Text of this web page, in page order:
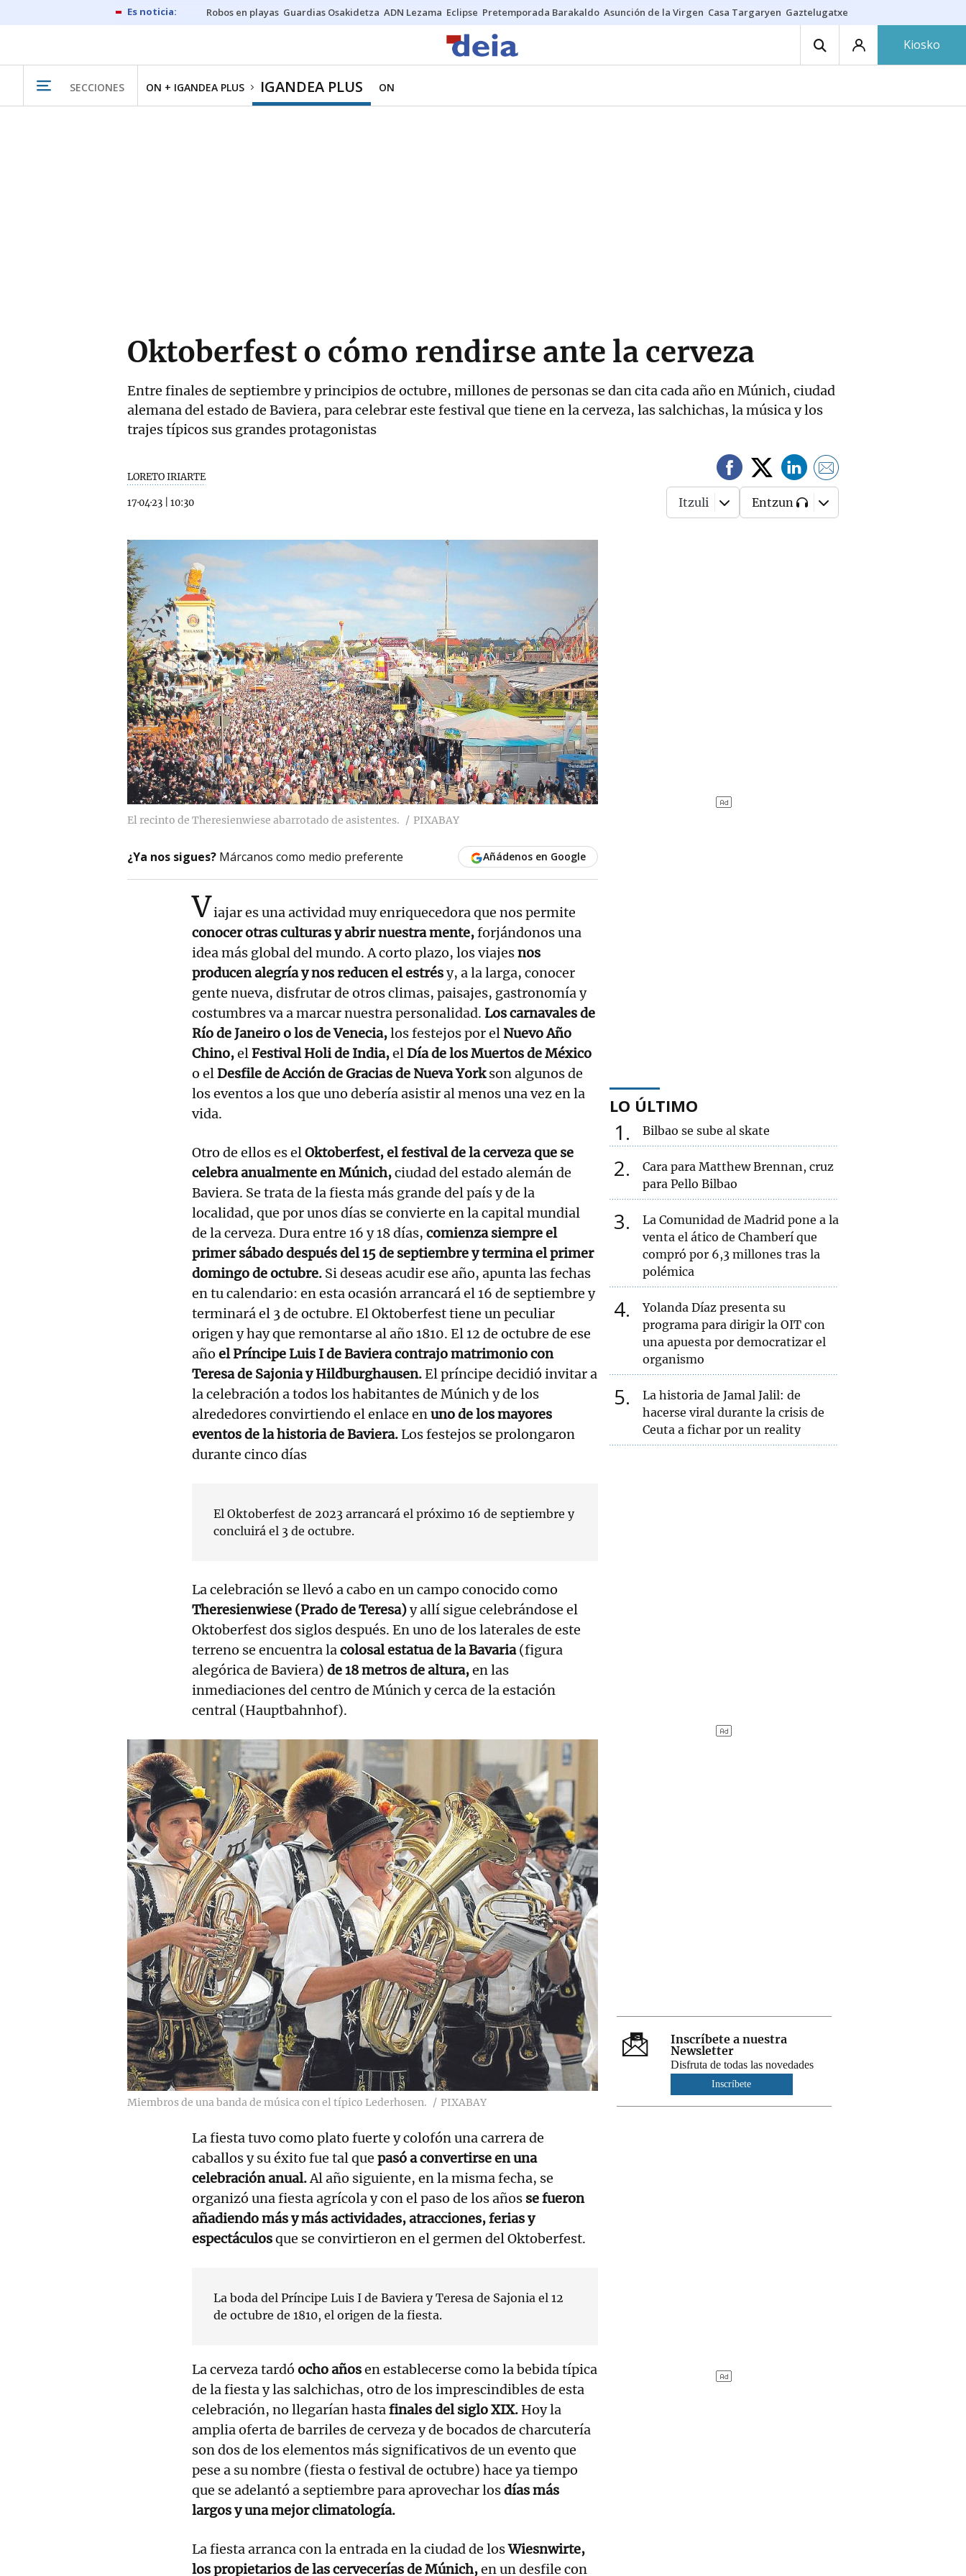
Robos en playas Guardias Osakidetza ADN Lezama Eclipse Pretemporada Barakaldo Asunción de la Virgen Casa Targaryen Gaztelugatxe
Kiosko
SECCIONES ON + IGANDEA PLUS IGANDEA PLUS ON
Oktoberfest o cómo rendirse ante la cerveza
Entre finales de septiembre y principios de octubre, millones de personas se dan cita cada año en Múnich, ciudad
alemana del estado de Baviera, para celebrar este festival que tiene en la cerveza, las salchichas, la música y los
trajes típicos sus grandes protagonistas
LORETO IRIARTE
17·04·23 10:30 Itzuli Entzun
El recinto de Theresienwiese abarrotado de asistentes. PIXABAY
¿Ya nos sigues? Márcanos como medio preferente Añádenos en Google
Viajar es una actividad muy enriquecedora que nos permite
conocer otras culturas y abrir nuestra mente,forjándonos una
idea más global del mundo. A corto plazo, los viajesnos
producen alegría y nos reducen el estrésy, a la larga, conocer
gente nueva, disfrutar de otros climas, paisajes, gastronomía y
costumbres va a marcar nuestra personalidad. Los carnavales de
Río de Janeiro o los de Venecia,los festejos por el Nuevo Año
Chino,elFestival Holi de India,elDía de los Muertos de México
o elDesfile de Acción de Gracias de Nueva Yorkson algunos de
los eventos a los que uno debería asistir al menos una vez en la
vida.
Otro de ellos es elOktoberfest, el festival de la cerveza que se
celebra anualmente en Múnich,ciudad del estado alemán de
Baviera. Se trata de la fiesta más grande del país y de la
localidad, que por unos días se convierte en la capital mundial
de la cerveza. Dura entre 16 y 18 días, comienza siempre el
primer sábado después del 15 de septiembre y termina el primer
domingo de octubre. Si deseas acudir ese año, apunta las fechas
en tu calendario: en esta ocasión arrancará el 16 de septiembre y
terminará el 3 de octubre. El Oktoberfest tiene un peculiar
origen y hay que remontarse al año 1810. El 12 de octubre de ese
año el Príncipe Luis I de Baviera contrajo matrimonio con
Teresa de Sajonia y Hildburghausen.El príncipe decidió invitar a
la celebración a todos los habitantes de Múnich y de los
alrededores convirtiendo el enlace enuno de los mayores
eventos de la historia de Baviera.Los festejos se prolongaron
durante cinco días
El Oktoberfest de 2023 arrancará el próximo 16 de septiembre y
concluirá el 3 de octubre.
La celebración se llevó a cabo en un campo conocido como
Theresienwiese (Prado de Teresa)y allí sigue celebrándose el
Oktoberfest dos siglos después. En uno de los laterales de este
terreno se encuentra lacolosal estatua de la Bavaria(figura
alegórica de Baviera) de 18 metros de altura,en las
inmediaciones del centro de Múnich y cerca de la estación
central (Hauptbahnhof).
Miembros de una banda de música con el típico Lederhosen. PIXABAY
La fiesta tuvo como plato fuerte y colofón una carrera de
caballos y su éxito fue tal que pasó a convertirse en una
celebración anual.Al año siguiente, en la misma fecha, se
organizó una fiesta agrícola y con el paso de los años se fueron
añadiendo más y más actividades, atracciones, ferias y
espectáculosque se convirtieron en el germen del Oktoberfest.
La boda del Príncipe Luis I de Baviera y Teresa de Sajonia el 12
de octubre de 1810, el origen de la fiesta.
La cerveza tardó ocho añosen establecerse como la bebida típica
de la fiesta y las salchichas, otro de los imprescindibles de esta
celebración, no llegarían hastafinales del siglo XIX. Hoy la
amplia oferta de barriles de cerveza y de bocados de charcutería
son dos de los elementos más significativos de un evento que
pese a su nombre (fiesta o festival de octubre) hace ya tiempo
que se adelantó a septiembre para aprovechar losdías más
largos y una mejor climatología.
La fiesta arranca con la entrada en la ciudad de losWiesnwirte,
los propietarios de las cervecerías de Múnich,en un desfile con
LO ÚLTIMO
1 Bilbao se sube al skate
2
Cara para Matthew Brennan, cruz
para Pello Bilbao
3
La Comunidad de Madrid pone a la
venta el ático de Chamberí que
compró por 6,3 millones tras la
polémica
4
Yolanda Díaz presenta su
programa para dirigir la OIT con
una apuesta por democratizar el
organismo
5
La historia de Jamal Jalil: de
hacerse viral durante la crisis de
Ceuta a fichar por un reality
Inscríbete a nuestra
Newsletter
Disfruta de todas las novedades
Inscríbete